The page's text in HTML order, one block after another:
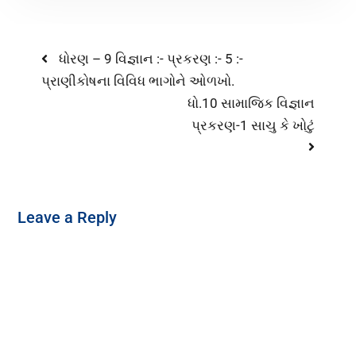
ધોરણ – 9 વિજ્ઞાન :- પ્રકરણ :- 5 :-
પ્રાણીકોષના વિવિધ ભાગોને ઓળખો.
ધો.10 સામાજિક વિજ્ઞાન
પ્રકરણ-1 સાચુ કે ખોટું
Leave a Reply